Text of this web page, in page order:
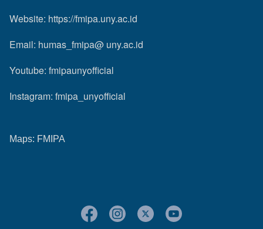
Website: https://fmipa.uny.ac.id
Email: humas_fmipa@ uny.ac.id
Youtube: fmipaunyofficial
Instagram: fmipa_unyofficial
Maps: FMIPA